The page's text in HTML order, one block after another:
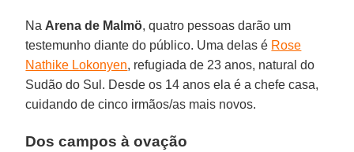
Na Arena de Malmö, quatro pessoas darão um
testemunho diante do público. Uma delas é Rose
Nathike Lokonyen, refugiada de 23 anos, natural do
Sudão do Sul. Desde os 14 anos ela é a chefe casa,
cuidando de cinco irmãos/as mais novos.
Dos campos à ovação